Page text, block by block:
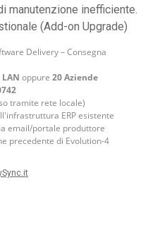
manutenzione inefficiente.
(Add-on Upgrade)
Delivery – Consegna
oppure 20 Aziende
tramite rete locale)
ERP esistente
email/portale produttore
precedente di Evolution-4